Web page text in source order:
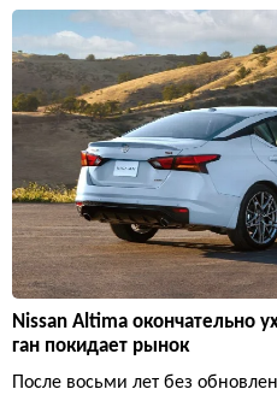
Nissan Altima окончательно
ган покидает рынок
После восьми лет без